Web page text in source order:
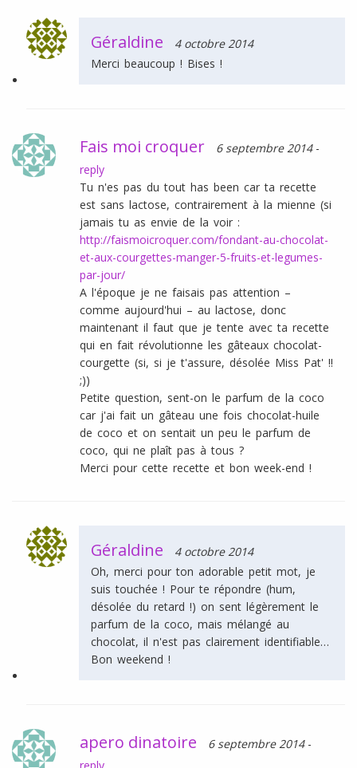
Géraldine
4 octobre 2014
Merci beaucoup ! Bises !
Fais moi croquer 6 septembre 2014 -
reply
Tu n'es pas du tout has been car ta recette
est sans lactose, contrairement à la mienne (si
jamais tu as envie de la voir :
http://faismoicroquer.com/fondant-au-chocolat-
et-aux-courgettes-manger-5-fruits-et-legumes-
par-jour/
A l'époque je ne faisais pas attention –
comme aujourd'hui – au lactose, donc
maintenant il faut que je tente avec ta recette
qui en fait révolutionne les gâteaux chocolat-
courgette (si, si je t'assure, désolée Miss Pat' !!
;))
Petite question, sent-on le parfum de la coco
car j'ai fait un gâteau une fois chocolat-huile
de coco et on sentait un peu le parfum de
coco, qui ne plaît pas à tous ?
Merci pour cette recette et bon week-end !
Géraldine
4 octobre 2014
Oh, merci pour ton adorable petit mot, je
suis touchée ! Pour te répondre (hum,
désolée du retard !) on sent légèrement le
parfum de la coco, mais mélangé au
chocolat, il n'est pas clairement identifiable…
Bon weekend !
apero dinatoire 6 septembre 2014 -